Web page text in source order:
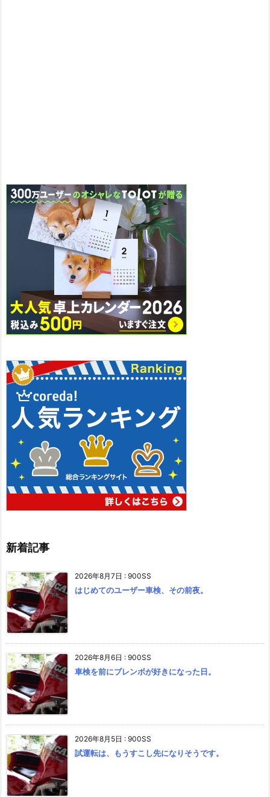
新着記事
2026年8月7日 : 900SS
はじめてのユーザー車検、その前夜。
2026年8月6日 : 900SS
車検を前にブレンボが好きになった日。
2026年8月5日 : 900SS
試運転は、もうすこし先になりそうです。